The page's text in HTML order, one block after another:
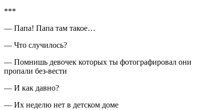
***
— Папа! Папа там такое…
— Что случилось?
— Помнишь девочек которых ты фотографировал они
пропали без-вести
— И как давно?
— Их неделю нет в детском доме